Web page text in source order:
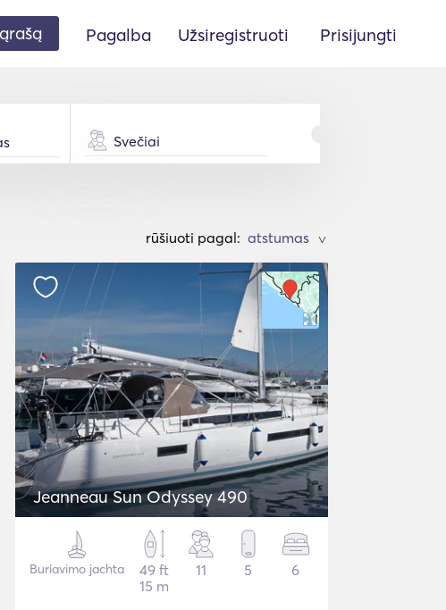
Pagalba Užsiregistruoti Prisijungti
Svečiai
rūšiuoti pagal: >
Jeanneau Sun Odyssey 490
Buriavimo jachta
49 ft
15 m
11 5 6